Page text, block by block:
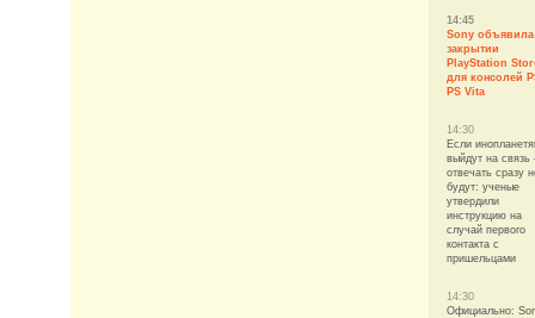
14:45
Sony объявила
закрытии
PlayStation
для консолей
PS Vita
14:30
Если
выйдут на
отвечать сразу
будут: ученые
утвердили
инструкцию на
случай первого
контакта с
пришельцами
14:30
Официально: